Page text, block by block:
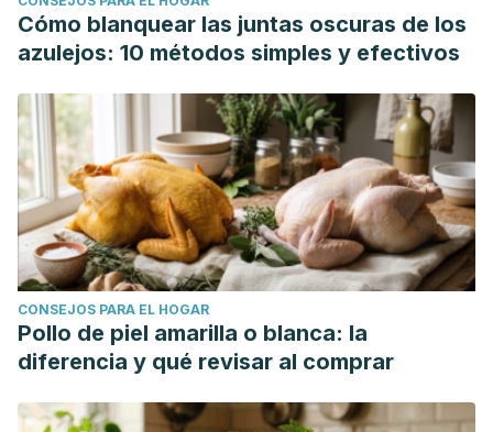
Cómo blanquear las juntas oscuras de los
azulejos: 10 métodos simples y efectivos
CONSEJOS PARA EL HOGAR
Pollo de piel amarilla o blanca: la
diferencia y qué revisar al comprar